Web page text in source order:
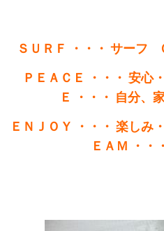
ＳＵＲＦ ・・・ サーフ
ＰＥＡＣＥ ・・・ 安心
Ｅ ・・・ 自分、
ＥＮＪＯＹ ・・・ 楽しみ
ＥＡＭ ・・